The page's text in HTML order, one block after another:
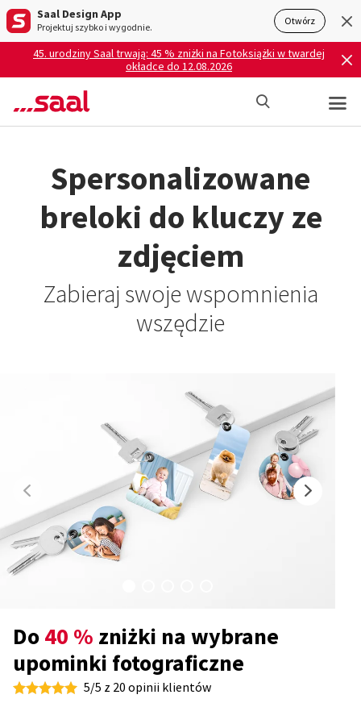
Saal Design App
Projektuj szybko i wygodnie. Otwórz
45. urodziny Saal trwają: 45 % zniżki na Fotoksiążki w twardej
okładce do 12.08.2026
Spersonalizowane
breloki do kluczy ze
zdjęciem
Zabieraj swoje wspomnienia
wszędzie
Do40 % zniżki na wybrane
upominki fotograficzne
5/5 z 20 opinii klientów